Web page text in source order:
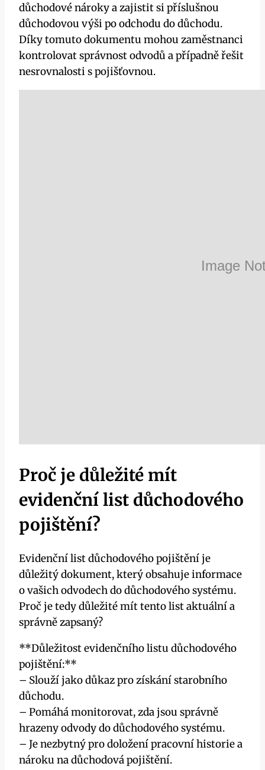
důchodové nároky a zajistit si příslušnou
důchodovou výši po odchodu do důchodu.
Díky tomuto dokumentu mohou zaměstnanci
kontrolovat správnost odvodů a případně řešit
nesrovnalosti s pojišťovnou.
Proč je důležité mít
evidenční list důchodového
pojištění?
Evidenční list důchodového pojištění je
důležitý dokument, který obsahuje informace
o vašich odvodech do důchodového systému.
Proč je tedy důležité mít tento list aktuální a
správně zapsaný?
**Důležitost evidenčního listu důchodového
pojištění:**
– Slouží jako důkaz pro získání starobního
důchodu.
– Pomáhá monitorovat, zda jsou správně
hrazeny odvody do důchodového systému.
– Je nezbytný pro doložení pracovní historie a
nároku na důchodová pojištění.